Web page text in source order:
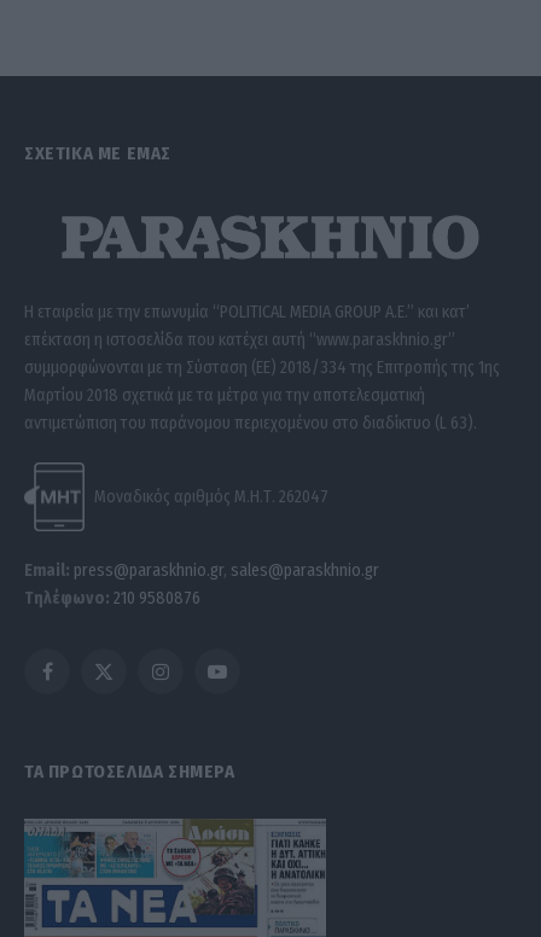
ΣΧΕΤΙΚΑ ΜΕ ΕΜΑΣ
Η εταιρεία με την επωνυμία “POLITICAL MEDIA GROUP A.E.” και κατ’
επέκταση η ιστοσελίδα που κατέχει αυτή “www.paraskhnio.gr”
συμμορφώνονται με τη Σύσταση (ΕΕ) 2018/334 της Επιτροπής της 1ης
Μαρτίου 2018 σχετικά με τα μέτρα για την αποτελεσματική
αντιμετώπιση του παράνομου περιεχομένου στο διαδίκτυο (L 63).
Μοναδικός αριθμός Μ.Η.Τ. 262047
Email: press@paraskhnio.gr, sales@paraskhnio.gr
Τηλέφωνο: 210 9580876
Facebook
X
InstagramYouTube
ΤΑ ΠΡΩΤΟΣΕΛΙΔΑ ΣΗΜΕΡΑ